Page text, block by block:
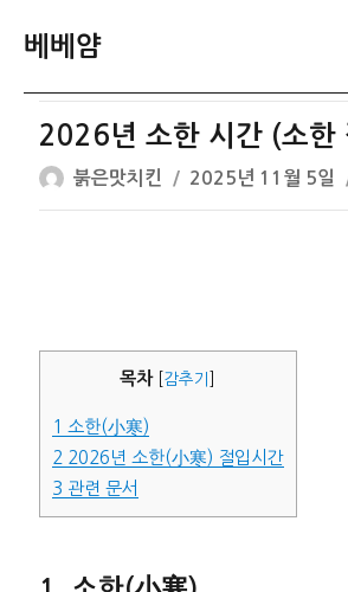
베베얌
2026년 소한 시간 (소한
글
쓴
붉은맛치킨
작
성
2025년 11월 5일
목차 감추기
1 소한(小寒)
2 2026년 소한(小寒) 절입시간
3 관련 문서